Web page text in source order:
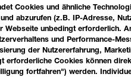
Cookies und ähnliche
abzurufen (z.B. IP-Adresse,
Webseite unbedingt erforderlich.
und Performance-
der Nutzererfahrung,
erforderliche Cookies können
fortfahren") werden.